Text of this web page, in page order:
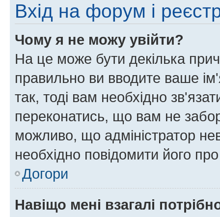
Вхід на форум і
Чому я не можу увійти?
На це може бути декілька
правильно ви вводите ваше
так, тоді вам необхідно
переконатись, що вам не
можливо, що адміністратор
необхідно повідомити його
Догори
Навіщо мені взагалі